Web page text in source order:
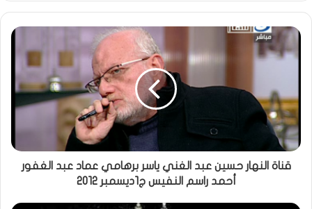
قناة النهار حسين عبد الغني ياسر برهامي عماد عبد الغفور
أحمد راسم النفيس ج1ديسمبر 2012